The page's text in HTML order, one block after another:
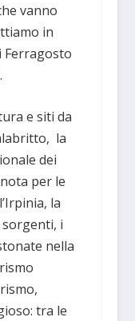
vanno
in
Ferragosto
e siti da
la
dei
per le
la
sorgenti, i
nella
tra le